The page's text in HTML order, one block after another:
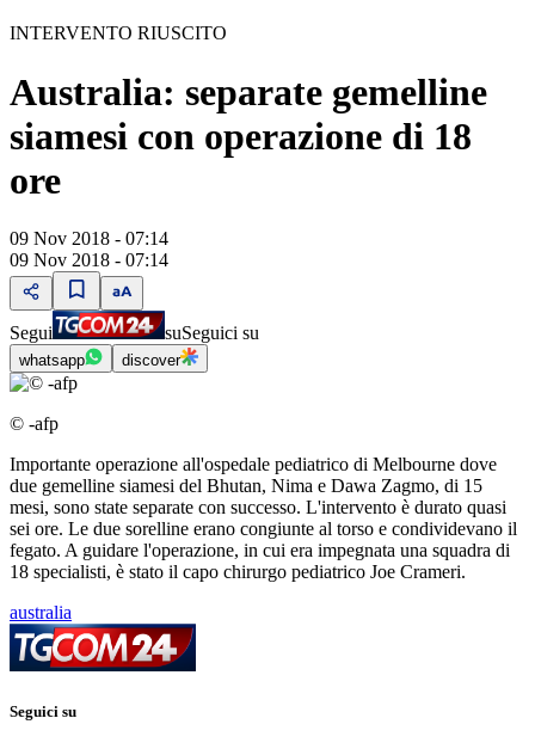
INTERVENTO RIUSCITO
Australia: separate gemelline
siamesi con operazione di 18
ore
09 Nov 2018 - 07:14
09 Nov 2018 - 07:14
Segui suSeguici su
whatsapp discover
© -afp
Importante operazione all'ospedale pediatrico di Melbourne dove
due gemelline siamesi del Bhutan, Nima e Dawa Zagmo, di 15
mesi, sono state separate con successo. L'intervento è durato quasi
sei ore. Le due sorelline erano congiunte al torso e condividevano il
fegato. A guidare l'operazione, in cui era impegnata una squadra di
18 specialisti, è stato il capo chirurgo pediatrico Joe Crameri.
australia
Seguici su